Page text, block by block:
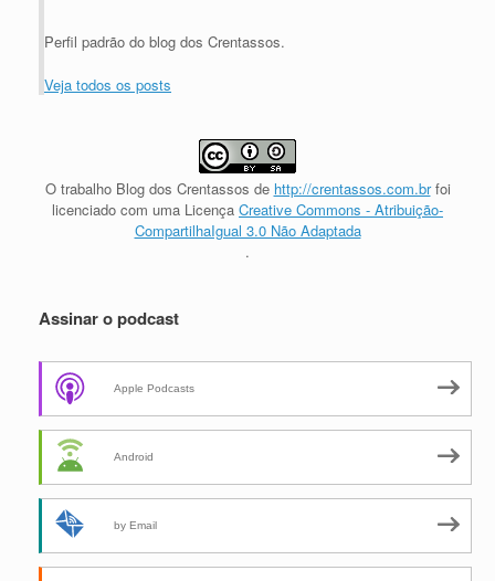
Perfil padrão do blog dos Crentassos.
Veja todos os posts
O trabalho Blog dos Crentassos de http://crentassos.com.brfoi
licenciado com uma Licença Creative Commons - Atribuição-
CompartilhaIgual 3.0 Não Adaptada
.
Assinar o podcast
Apple Podcasts
Android
by Email